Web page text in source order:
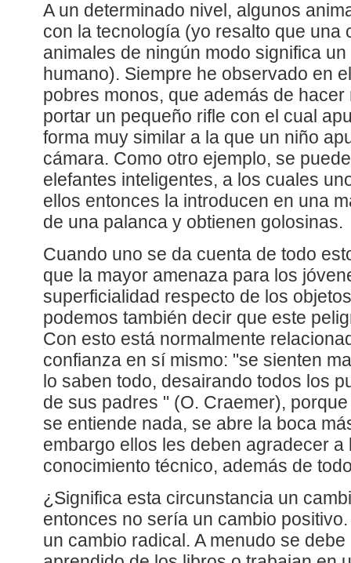
A un determinado nivel, algunos
con la tecnología (yo resalto que una
animales de ningún modo significa
humano). Siempre he observado en
pobres monos, que además de
portar un pequeño rifle con el cual
forma muy similar a la que un niño
cámara. Como otro ejemplo, se
elefantes inteligentes, a los cuales
ellos entonces la introducen en una
de una palanca y obtienen golosinas.
Cuando uno se da cuenta de todo
que la mayor amenaza para los
superficialidad respecto de los
podemos también decir que este
Con esto está normalmente
confianza en sí mismo: "se sienten
lo saben todo, desairando todos los
de sus padres " (O. Craemer),
se entiende nada, se abre la boca
embargo ellos les deben agradecer a
conocimiento técnico, además de
¿Significa esta circunstancia un
entonces no sería un cambio
un cambio radical. A menudo se